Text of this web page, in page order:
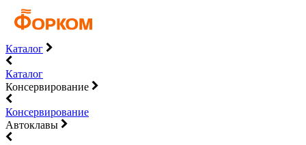
Каталог
Каталог
Консервирование
Консервирование
Автоклавы